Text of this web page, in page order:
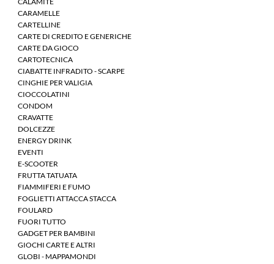
CARAMELLE
CARTELLINE
CARTE DI CREDITO E GENERICHE
CARTE DA GIOCO
CARTOTECNICA
CIABATTE INFRADITO - SCARPE
CINGHIE PER VALIGIA
CIOCCOLATINI
CONDOM
CRAVATTE
DOLCEZZE
ENERGY DRINK
EVENTI
E-SCOOTER
FRUTTA TATUATA
FIAMMIFERI E FUMO
FOGLIETTI ATTACCA STACCA
FOULARD
FUORI TUTTO
GADGET PER BAMBINI
GIOCHI CARTE E ALTRI
GLOBI - MAPPAMONDI